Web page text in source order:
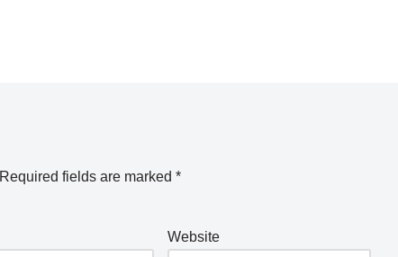
Required fields are marked *
Website